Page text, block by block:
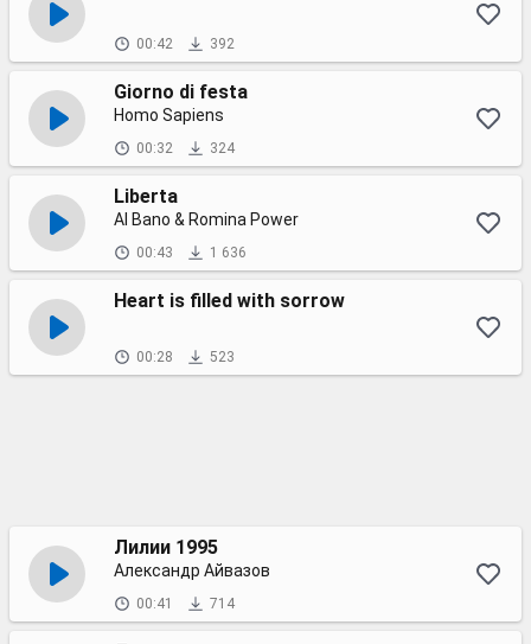
00:42 392
Giorno di festa
Homo Sapiens
00:32 324
Liberta
Al Bano & Romina Power
00:43 1 636
Heart is filled with sorrow
00:28 523
Лилии 1995
Александр Айвазов
00:41 714